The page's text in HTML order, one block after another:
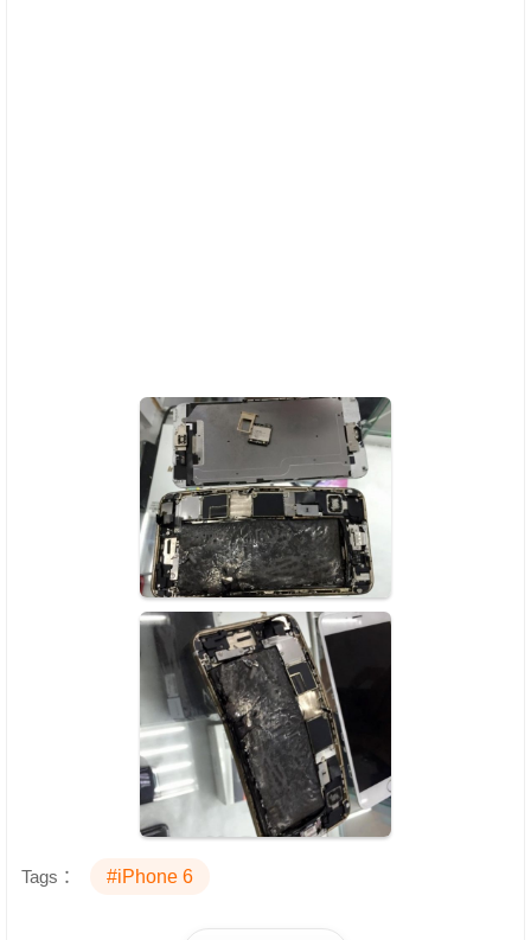
Tags： #iPhone 6